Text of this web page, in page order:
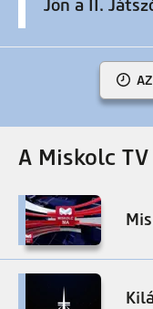
Jön a II.
A Miskolc